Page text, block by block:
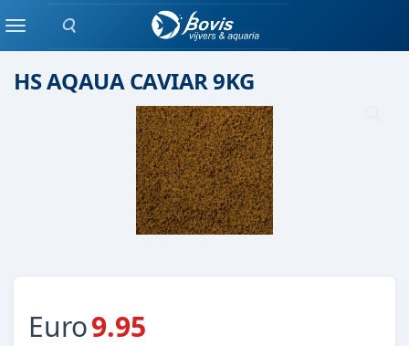
Zoeken
Menu(quarts) Grind
HS AQAUA CAVIAR 9KG
Euro9.95